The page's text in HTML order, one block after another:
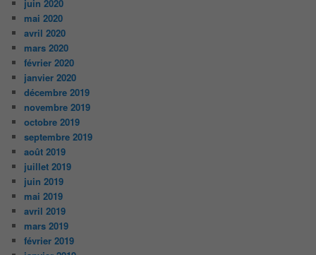
juin 2020
mai 2020
avril 2020
mars 2020
février 2020
janvier 2020
décembre 2019
novembre 2019
octobre 2019
septembre 2019
août 2019
juillet 2019
juin 2019
mai 2019
avril 2019
mars 2019
février 2019